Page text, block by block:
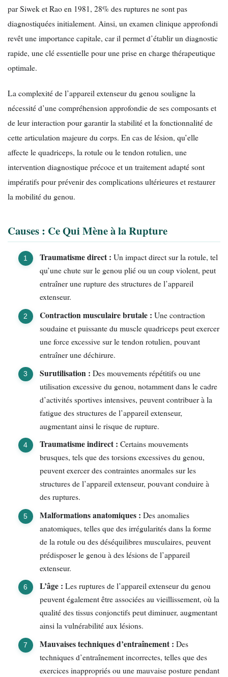
par Siwek et Rao en 1981, 28% des ruptures ne sont pas
diagnostiquées initialement. Ainsi, un examen clinique approfondi
revêt une importance capitale, car il permet d’établir un diagnostic
rapide, une clé essentielle pour une prise en charge thérapeutique
optimale.
La complexité de l’appareil extenseur du genou souligne la
nécessité d’une compréhension approfondie de ses composants et
de leur interaction pour garantir la stabilité et la fonctionnalité de
cette articulation majeure du corps. En cas de lésion, qu’elle
affecte le quadriceps, la rotule ou le tendon rotulien, une
intervention diagnostique précoce et un traitement adapté sont
impératifs pour prévenir des complications ultérieures et restaurer
la mobilité du genou.
Causes : Ce Qui Mène à la Rupture
Traumatisme direct : Un impact direct sur la rotule, tel
qu’une chute sur le genou plié ou un coup violent, peut
entraîner une rupture des structures de l’appareil
extenseur.
Contraction musculaire brutale : Une contraction
soudaine et puissante du muscle quadriceps peut exercer
une force excessive sur le tendon rotulien, pouvant
entraîner une déchirure.
Surutilisation : Des mouvements répétitifs ou une
utilisation excessive du genou, notamment dans le cadre
d’activités sportives intensives, peuvent contribuer à la
fatigue des structures de l’appareil extenseur,
augmentant ainsi le risque de rupture.
Traumatisme indirect : Certains mouvements
brusques, tels que des torsions excessives du genou,
peuvent exercer des contraintes anormales sur les
structures de l’appareil extenseur, pouvant conduire à
des ruptures.
Malformations anatomiques : Des anomalies
anatomiques, telles que des irrégularités dans la forme
de la rotule ou des déséquilibres musculaires, peuvent
prédisposer le genou à des lésions de l’appareil
extenseur.
L’âge : Les ruptures de l’appareil extenseur du genou
peuvent également être associées au vieillissement, où la
qualité des tissus conjonctifs peut diminuer, augmentant
ainsi la vulnérabilité aux lésions.
Mauvaises techniques d’entraînement : Des
techniques d’entraînement incorrectes, telles que des
exercices inappropriés ou une mauvaise posture pendant